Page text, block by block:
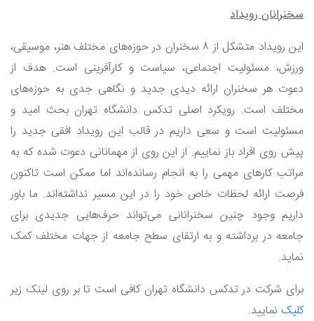
سخنرانان رویداد
این رویداد متشکل از ۸ سخنران در حوزه‌های مختلف هنر، موسیقی،
ورزش، مسئولیت اجتماعی، سیاست و کارآفرینی است. هدف از
دعوت هر سخنران ارائه دیدی جدید و نگاهی جدی به حوزه‌های
مختلف است. رویکرد اصلی تدکس دانشگاه تهران بحث امید و
مسئولیت است و سعی داریم در قالب این رویداد افقی جدید را
پیش روی افراد باز نماییم. از این روی از مهمانانی دعوت شده که به
مراتب کارهای مهمی را به انجام رسانده‌اند اما ممکن است تاکنون
فرصت ارائه لحظات خاص خود را در این مسیر نداشته‌اند. ما باور
داریم وجود چنین سخنرانانی می‌تواند حرف‌هایی جدیدی برای
جامعه در برداشته و به ارتقای سطح جامعه از جهات مختلف کمک
نماید.
برای شرکت در تدکس دانشگاه تهران کافی است تا بر روی لینک زیر
کلیکنمایید.